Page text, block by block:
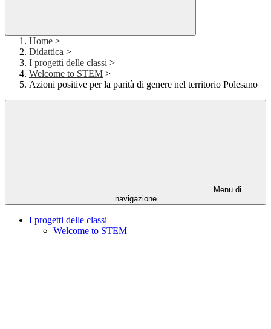
Home >
Didattica >
I progetti delle classi >
Welcome to STEM >
Azioni positive per la parità di genere nel territorio Polesano
Menu di
navigazione
I progetti delle classi
Welcome to STEM